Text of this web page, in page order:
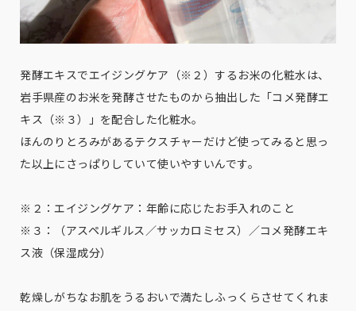
発酵エキスでエイジングケア（※２）するお米の化粧水は、
岩手県産のお米を発酵させたものから抽出した「コメ発酵エ
キス（※３）」を配合した化粧水。
ほんのりとろみがあるテクスチャーだけど使ってみると思っ
た以上にさっぱりしていて使いやすいんです。
※２：エイジングケア：年齢に応じたお手入れのこと
※３：（アスペルギルス／サッカロミセス）／コメ発酵エキ
ス液（保湿成分）
乾燥しがちなお肌をうるおいで満たしふっくらさせてくれま